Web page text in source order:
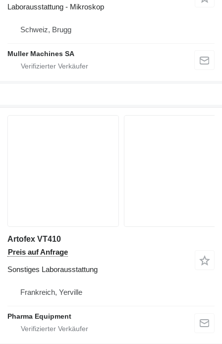
Laborausstattung - Mikroskop
Schweiz, Brugg
Muller Machines SA
Artofex VT410
Preis auf Anfrage
Sonstiges Laborausstattung
Frankreich, Yerville
Pharma Equipment